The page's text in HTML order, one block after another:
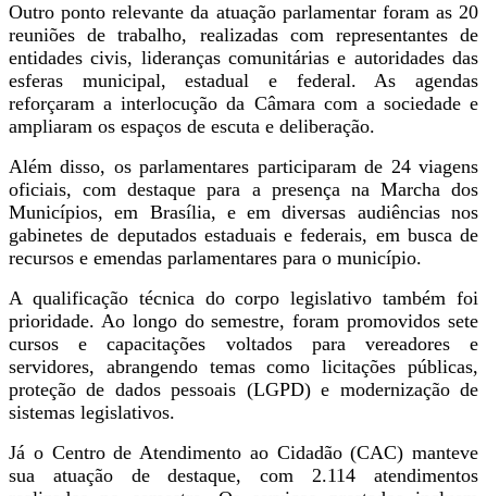
Outro ponto relevante da atuação parlamentar foram as 20
reuniões de trabalho, realizadas com representantes de
entidades civis, lideranças comunitárias e autoridades das
esferas municipal, estadual e federal. As agendas
reforçaram a interlocução da Câmara com a sociedade e
ampliaram os espaços de escuta e deliberação.
Além disso, os parlamentares participaram de 24 viagens
oficiais, com destaque para a presença na Marcha dos
Municípios, em Brasília, e em diversas audiências nos
gabinetes de deputados estaduais e federais, em busca de
recursos e emendas parlamentares para o município.
A qualificação técnica do corpo legislativo também foi
prioridade. Ao longo do semestre, foram promovidos sete
cursos e capacitações voltados para vereadores e
servidores, abrangendo temas como licitações públicas,
proteção de dados pessoais (LGPD) e modernização de
sistemas legislativos.
Já o Centro de Atendimento ao Cidadão (CAC) manteve
sua atuação de destaque, com 2.114 atendimentos